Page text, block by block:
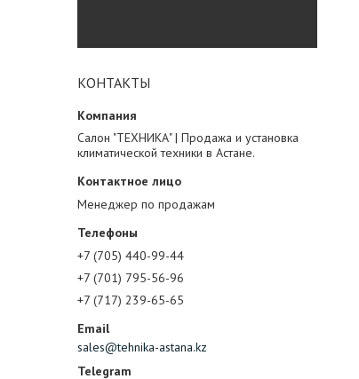
КОНТАКТЫ
Салон "ТЕХНИКА" | Продажа и установка
климатической техники в Астане.
Менеджер по продажам
+7 (705) 440-99-44
+7 (701) 795-56-96
+7 (717) 239-65-65
sales@tehnika-astana.kz